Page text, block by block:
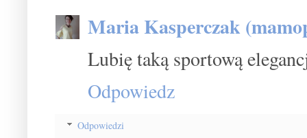
Maria Kasperczak
Lubię taką sportową
Odpowiedz
Odpowiedzi